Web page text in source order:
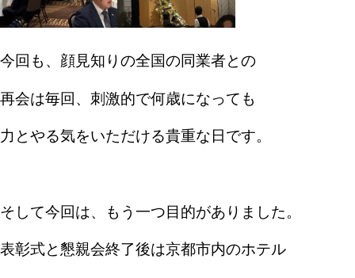
今回も、顔見知りの全国の同業者との
再会は毎回、刺激的で何歳になっても
力とやる気をいただける貴重な日です。
そして今回は、もう一つ目的がありました。
表彰式と懇親会終了後は京都市内のホテル